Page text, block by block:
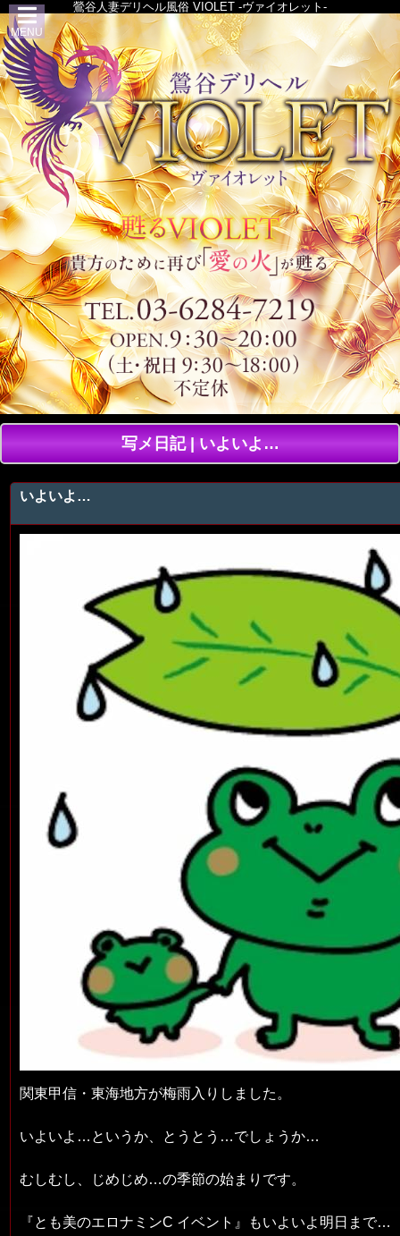
鶯谷人妻デリヘル風俗 VIOLET -ヴァイオレット-
写メ日記 | いよいよ…
いよいよ…
関東甲信・東海地方が梅雨入りしました。
いよいよ…というか、とうとう…でしょうか…
むしむし、じめじめ…の季節の始まりです。
『とも美のエロナミンC イベント』もいよいよ明日まで…
MENU